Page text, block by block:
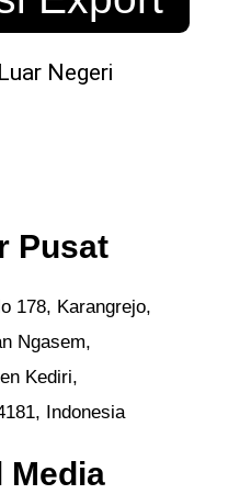
Negeri
Pusat
178, Karangrejo,
Ngasem,
Kediri,
Indonesia
Media